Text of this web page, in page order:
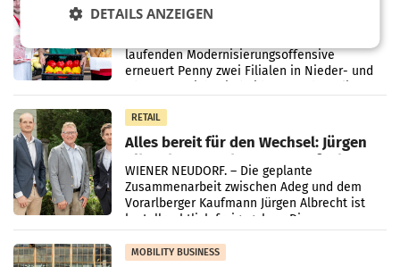
Penny modernisiert zwei Filialen in
laufenden Modernisierungsoffensive
erneuert Penny zwei Filialen in Nieder- und
RETAIL
Alles bereit für den Wechsel: Jürgen
Albrecht setzt ab 1.1.2027 auf Adeg
WIENER NEUDORF. – Die geplante
Zusammenarbeit zwischen Adeg und dem
Vorarlberger Kaufmann Jürgen Albrecht ist
kartellrechtlich freigegeben: Die
Bundeswettbewerbsbehörde und der
Bundeskartellanwalt
MOBILITY BUSINESS
DETAILS ANZEIGEN